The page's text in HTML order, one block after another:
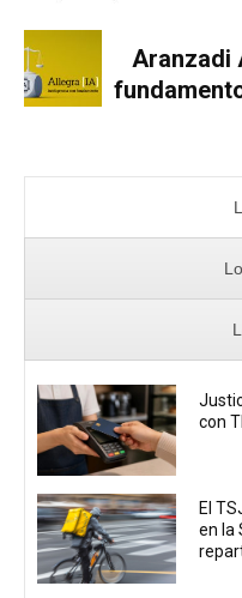
Aranzadi
con
El
en la